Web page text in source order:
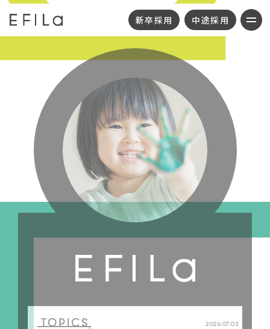
・代表メッセージ
・理念
・グループ概要
・事業所一覧
・地域応援活動
・SDGs
・新卒採用
・中途採用
・カムバック採用
・本部採用
新卒採用 中途採用
2026.07.03